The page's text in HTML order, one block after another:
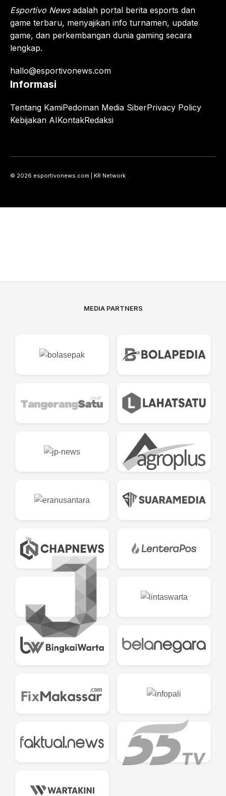
Esportivo Newsadalah portal berita esports dan
game terbaru, menyajikan info turnamen, update
game, dan perkembangan dunia gaming secara
lengkap.
hallo@esportivonews.com
Informasi
Tentang KamiPedoman Media SiberPrivacy Policy
Kebijakan AIKontakRedaksi
© 2026 esportivonews.com | KR Network
MEDIA PARTNERS